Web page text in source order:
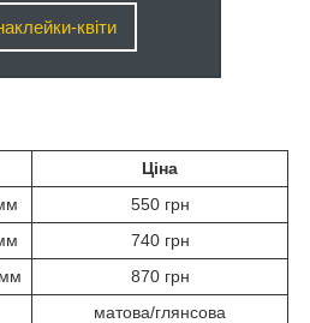
квіти
Ціна
550 грн
740 грн
870 грн
матова/глянсова